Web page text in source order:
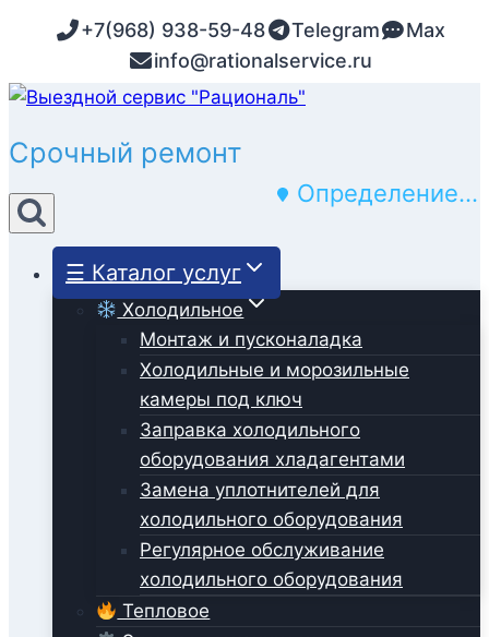
Перейти
содержимому
+7(968) 938-59-48 Telegram
Max
info@rationalservice.ru
Определение...
☰ Каталог услуг
Холодильное
Монтаж и пусконаладка
Холодильные и морозильные
камеры под ключ
Заправка холодильного
оборудования хладагентами
Замена уплотнителей для
холодильного оборудования
Регулярное обслуживание
холодильного оборудования
Тепловое